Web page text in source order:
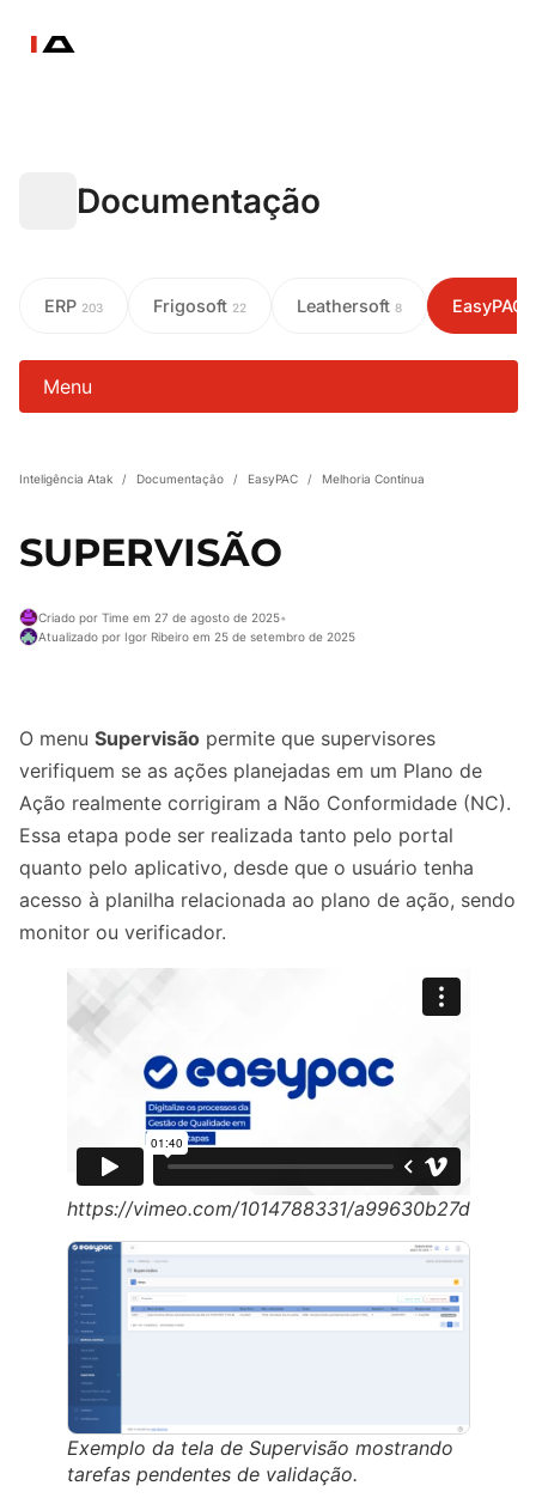
Documentação
ERP 203 Frigosoft 22 Leathersoft 8 EasyPAC
Menu
Inteligência Atak / Documentação / EasyPAC / Melhoria Contínua
SUPERVISÃO
Criado por Time em 27 de agosto de 2025•
Atualizado por Igor Ribeiro em 25 de setembro de 2025
O menu Supervisão permite que supervisores
verifiquem se as ações planejadas em um Plano de
Ação realmente corrigiram a Não Conformidade (NC).
Essa etapa pode ser realizada tanto pelo portal
quanto pelo aplicativo, desde que o usuário tenha
acesso à planilha relacionada ao plano de ação, sendo
monitor ou verificador.
https://vimeo.com/1014788331/a99630b27d
Exemplo da tela de Supervisão mostrando
tarefas pendentes de validação.